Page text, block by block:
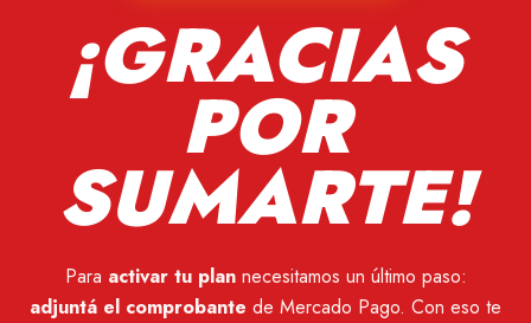
¡GRACIAS
POR
SUMARTE!
Para activar tu plannecesitamos un último paso:
adjuntá el comprobante de Mercado Pago. Con eso te